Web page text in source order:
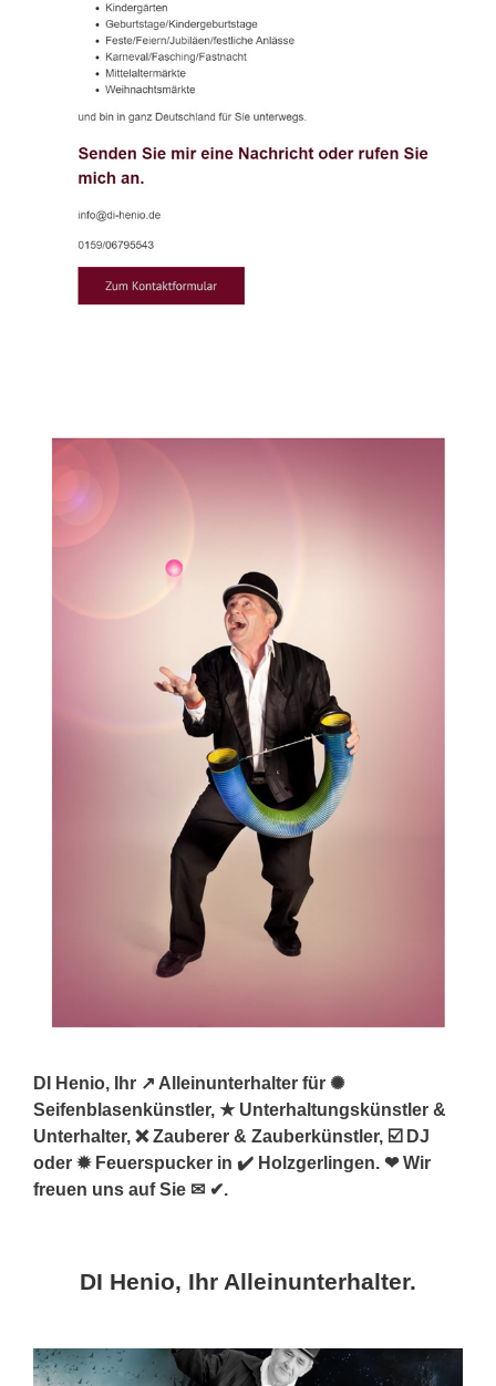
DI Henio, Ihr ↗️ Alleinunterhalter für ✺
Seifenblasenkünstler, ★ Unterhaltungskünstler &
Unterhalter, ❌ Zauberer & Zauberkünstler, ☑️ DJ
oder ✹ Feuerspucker in ✔️ Holzgerlingen. ❤ Wir
freuen uns auf Sie ✉ ✔.
DI Henio, Ihr Alleinunterhalter.